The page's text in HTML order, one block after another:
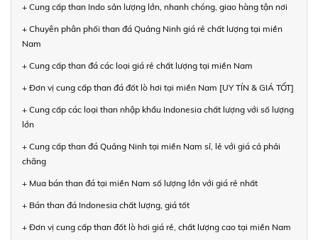
+ Cung cấp than Indo sản lượng lớn, nhanh chóng, giao hàng tận nơi
+ Chuyên phân phối than đá Quảng Ninh giá rẻ chất lượng tại miền
Nam
+ Cung cấp than đá các loại giá rẻ chất lượng tại miền Nam
+ Đơn vị cung cấp than đá đốt lò hơi tại miền Nam [UY TÍN & GIÁ TỐT]
+ Cung cấp các loại than nhập khẩu Indonesia chất lượng với số lượng
lớn
+ Cung cấp than đá Quảng Ninh tại miền Nam sỉ, lẻ với giá cả phải
chăng
+ Mua bán than đá tại miền Nam số lượng lớn với giá rẻ nhất
+ Bán than đá Indonesia chất lượng, giá tốt
+ Đơn vị cung cấp than đốt lò hơi giá rẻ, chất lượng cao tại miền Nam